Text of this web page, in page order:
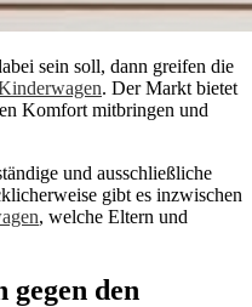
sein soll, dann greifen die
. Der Markt bietet
Komfort mitbringen und
und ausschließliche
gibt es inzwischen
, welche Eltern und
gegen den